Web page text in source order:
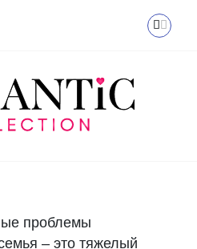
– это тяжелый